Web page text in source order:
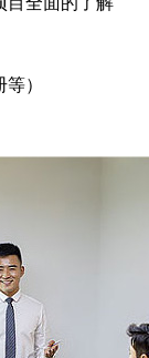
）